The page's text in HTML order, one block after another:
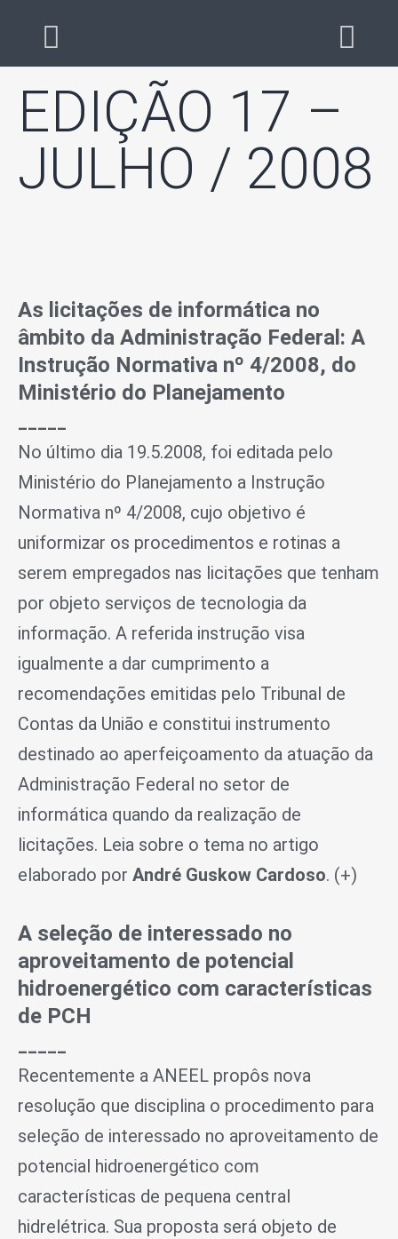
EDIÇÃO 17 –
JULHO / 2008
As licitações de informática no
âmbito da Administração Federal: A
Instrução Normativa nº 4/2008, do
Ministério do Planejamento
_____
No último dia 19.5.2008, foi editada pelo
Ministério do Planejamento a Instrução
Normativa nº 4/2008, cujo objetivo é
uniformizar os procedimentos e rotinas a
serem empregados nas licitações que tenham
por objeto serviços de tecnologia da
informação. A referida instrução visa
igualmente a dar cumprimento a
recomendações emitidas pelo Tribunal de
Contas da União e constitui instrumento
destinado ao aperfeiçoamento da atuação da
Administração Federal no setor de
informática quando da realização de
licitações. Leia sobre o tema no artigo
elaborado por André Guskow Cardoso. (+)
A seleção de interessado no
aproveitamento de potencial
hidroenergético com características
de PCH
_____
Recentemente a ANEEL propôs nova
resolução que disciplina o procedimento para
seleção de interessado no aproveitamento de
potencial hidroenergético com
características de pequena central
hidrelétrica. Sua proposta será objeto de